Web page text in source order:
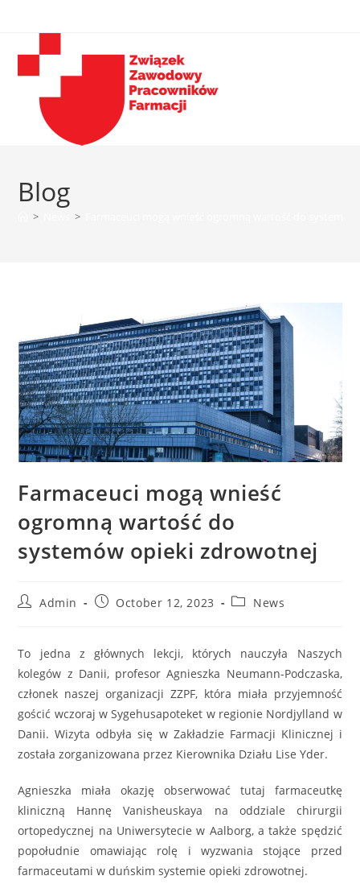
Blog
> >
Farmaceuci mogą wnieść
ogromną wartość do
systemów opieki zdrowotnej
Admin October 12, 2023 News
To jedna z głównych lekcji, których nauczyła Naszych
kolegów z Danii, profesor Agnieszka Neumann-Podczaska,
członek naszej organizacji ZZPF, która miała przyjemność
gościć wczoraj w Sygehusapoteket w regionie Nordjylland w
Danii. Wizyta odbyła się w Zakładzie Farmacji Klinicznej i
została zorganizowana przez Kierownika Działu Lise Yder.
Agnieszka miała okazję obserwować tutaj farmaceutkę
kliniczną Hannę Vanisheuskaya na oddziale chirurgii
ortopedycznej na Uniwersytecie w Aalborg, a także spędzić
popołudnie omawiając rolę i wyzwania stojące przed
farmaceutami w duńskim systemie opieki zdrowotnej.